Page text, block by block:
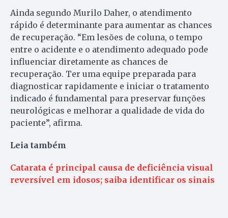
Ainda segundo Murilo Daher, o atendimento
rápido é determinante para aumentar as chances
de recuperação. “Em lesões de coluna, o tempo
entre o acidente e o atendimento adequado pode
influenciar diretamente as chances de
recuperação. Ter uma equipe preparada para
diagnosticar rapidamente e iniciar o tratamento
indicado é fundamental para preservar funções
neurológicas e melhorar a qualidade de vida do
paciente”, afirma.
Leia também
Catarata é principal causa de deficiência visual
reversível em idosos; saiba identificar os sinais